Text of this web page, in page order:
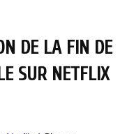
DE LA FIN DE
SUR NETFLIX